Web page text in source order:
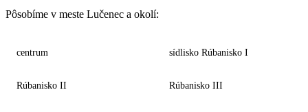
Pôsobíme v meste Lučenec a okolí:
centrum sídlisko Rúbanisko I
Rúbanisko II Rúbanisko III